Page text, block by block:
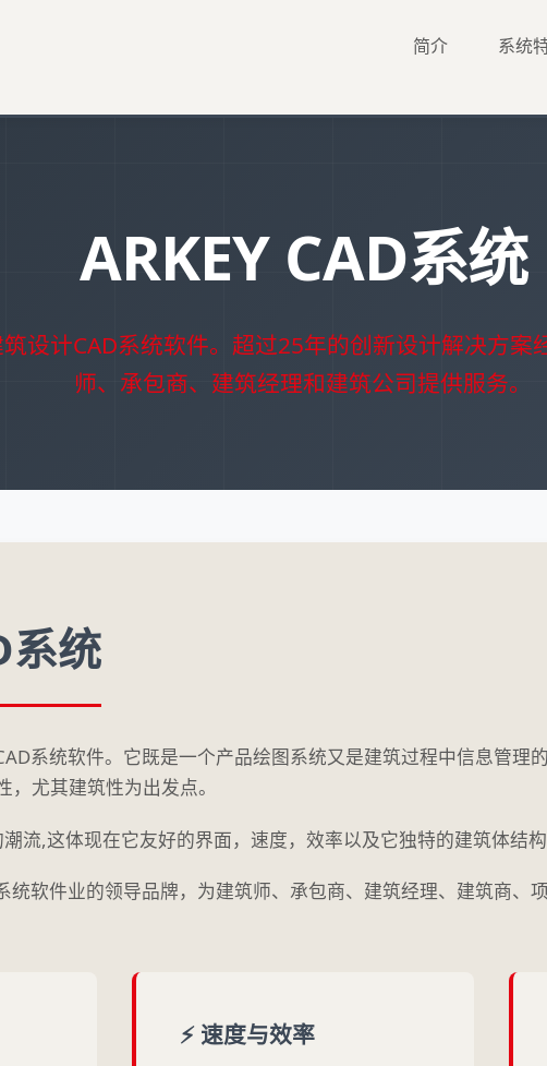
简介 系统
ARKEY CAD系统
设计CAD系统软件。超过25年的创新设计解决方案
师、承包商、建筑经理和建筑公司提供服务。
系统
系统软件。它既是一个产品绘图系统又是建筑过程中信息管理
尤其建筑性为出发点。
流,这体现在它友好的界面，速度，效率以及它独特的建筑体结
统软件业的领导品牌，为建筑师、承包商、建筑经理、建筑商、
⚡ 速度与效率